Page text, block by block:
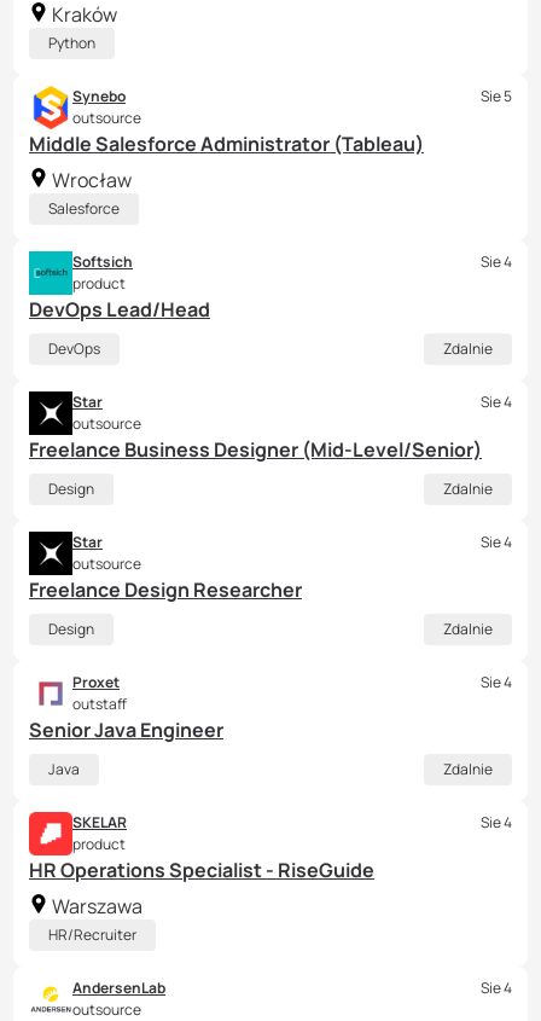
Kraków
Python
Middle Salesforce Administrator (Tableau)
Wrocław
Synebo
outsource
Sie 5
Salesforce
DevOps Lead/Head
Softsich
product
Sie 4
DevOps Zdalnie
Freelance Business Designer (Mid-Level/Senior)
Star
outsource
Sie 4
Design Zdalnie
Freelance Design Researcher
Star
outsource
Sie 4
Design Zdalnie
Senior Java Engineer
Proxet
outstaff
Sie 4
Java Zdalnie
HR Operations Specialist - RiseGuide
Warszawa
SKELAR
product
Sie 4
HR/Recruiter
AndersenLab
outsource
Sie 4